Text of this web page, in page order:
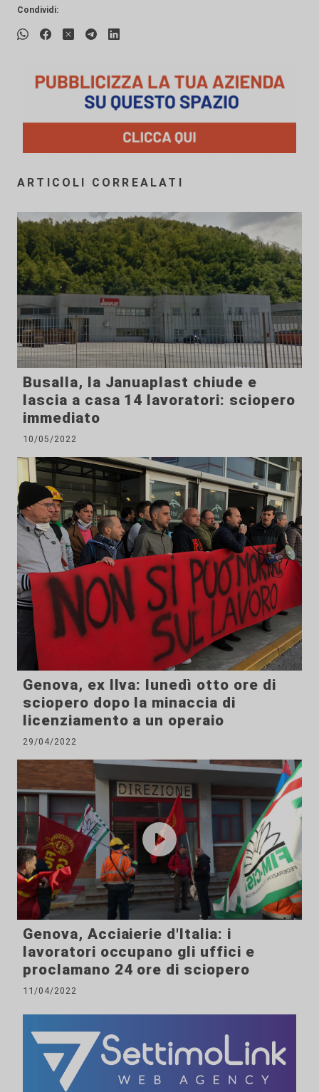
Condividi:
ARTICOLI CORREALATI
Busalla, la Januaplast chiude e
lascia a casa 14 lavoratori: sciopero
immediato
10/05/2022
Genova, ex Ilva: lunedì otto ore di
sciopero dopo la minaccia di
licenziamento a un operaio
29/04/2022
Genova, Acciaierie d'Italia: i
lavoratori occupano gli uffici e
proclamano 24 ore di sciopero
11/04/2022